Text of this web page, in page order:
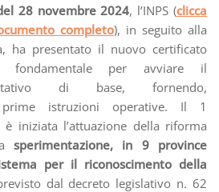
28 novembre 2024, l’INPS (clicca
completo), in seguito alla
ha presentato il nuovo certificato
fondamentale per avviare il
di base, fornendo,
prime istruzioni operative. Il 1
iniziata l’attuazione della riforma
sperimentazione, in 9 province
per il riconoscimento della
dal decreto legislativo n. 62